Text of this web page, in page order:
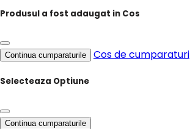
Produsul a fost adaugat in Cos
Continua cumparaturile Cos de cumparaturi
Selecteaza Optiune
Continua cumparaturile